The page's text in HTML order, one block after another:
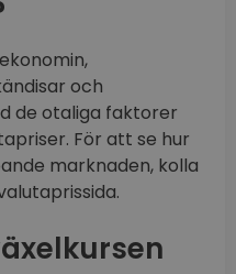
och
de otaliga faktorer
För att se hur
marknaden, kolla